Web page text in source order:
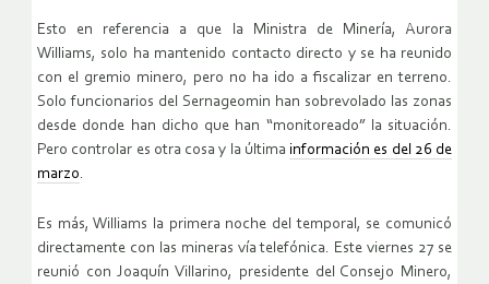
Esto en referencia a que la Ministra de Minería, Aurora
Williams, solo ha mantenido contacto directo y se ha reunido
con el gremio minero, pero no ha ido a fiscalizar en terreno.
Solo funcionarios del Sernageomin han sobrevolado las zonas
desde donde han dicho que han “monitoreado” la situación.
Pero controlar es otra cosa y la última información es del 26 de
marzo.
Es más, Williams la primera noche del temporal, se comunicó
directamente con las mineras vía telefónica. Este viernes 27 se
reunió con Joaquín Villarino, presidente del Consejo Minero,